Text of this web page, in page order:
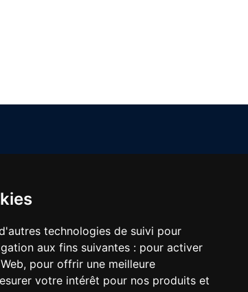
technologies de suivi pour
aux fins suivantes : pour activer
, pour offrir une meilleure
votre intérêt pour nos produits et